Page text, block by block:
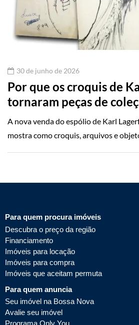
30 de junho de 2026
Por que os croquis de
tornaram peças de
A nova venda do espólio de Karl
mostra como croquis, arquivos e
Para quem procura imóveis
Descubra o preço da região
Financiamento
Imóveis para locação
Imóveis para compra
Imóveis que aceitam permuta
Para quem anuncia
Seu imóvel na Bossa Nova
Avalie seu imóvel